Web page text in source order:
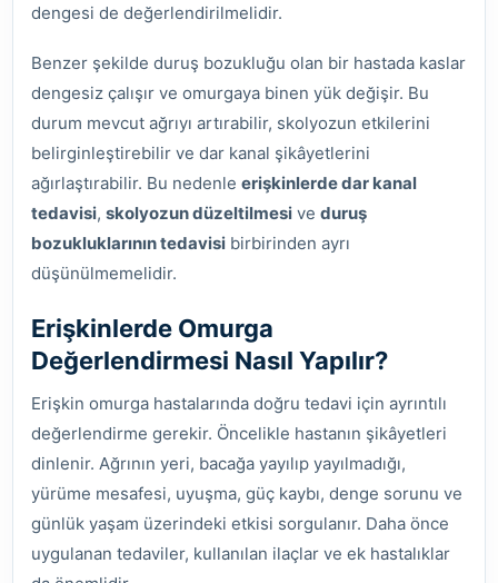
dengesi de değerlendirilmelidir.
Benzer şekilde duruş bozukluğu olan bir hastada kaslar
dengesiz çalışır ve omurgaya binen yük değişir. Bu
durum mevcut ağrıyı artırabilir, skolyozun etkilerini
belirginleştirebilir ve dar kanal şikâyetlerini
ağırlaştırabilir. Bu nedenle erişkinlerde dar kanal
tedavisi, skolyozun düzeltilmesi ve duruş
bozukluklarının tedavisi birbirinden ayrı
düşünülmemelidir.
Erişkinlerde Omurga
Değerlendirmesi Nasıl Yapılır?
Erişkin omurga hastalarında doğru tedavi için ayrıntılı
değerlendirme gerekir. Öncelikle hastanın şikâyetleri
dinlenir. Ağrının yeri, bacağa yayılıp yayılmadığı,
yürüme mesafesi, uyuşma, güç kaybı, denge sorunu ve
günlük yaşam üzerindeki etkisi sorgulanır. Daha önce
uygulanan tedaviler, kullanılan ilaçlar ve ek hastalıklar